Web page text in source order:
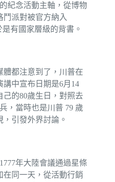
紀念活動主軸，從博物
派對被官方納入
有國家層級的背書。
體都注意到了，川普在
中宣布日期是6月14
己的80歲生日，對照去
，當時也是川普 79 歲
引發外界討論。
年大陸會議通過星條
在同一天，從活動行銷